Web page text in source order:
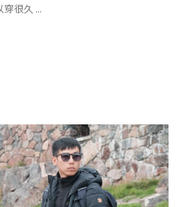
很久 ...